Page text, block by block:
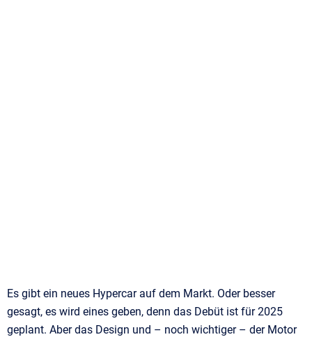
Es gibt ein neues Hypercar auf dem Markt. Oder besser
gesagt, es wird eines geben, denn das Debüt ist für 2025
geplant. Aber das Design und – noch wichtiger – der Motor